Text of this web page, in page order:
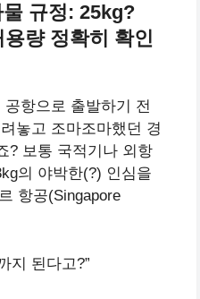
규정: 25kg?
량 정확히 확인
항으로 출발하기 전
놓고 조마조마했던 경
? 보통 국적기나 외항
의 야박한(?) 인심을
항공(Singapore
지 된다고?”